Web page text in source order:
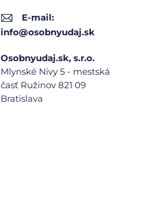
E-mail:
info@osobnyudaj.sk
Osobnyudaj.sk, s.r.o.
Mlynské Nivy 5 - mestská
časť Ružinov 821 09
Bratislava